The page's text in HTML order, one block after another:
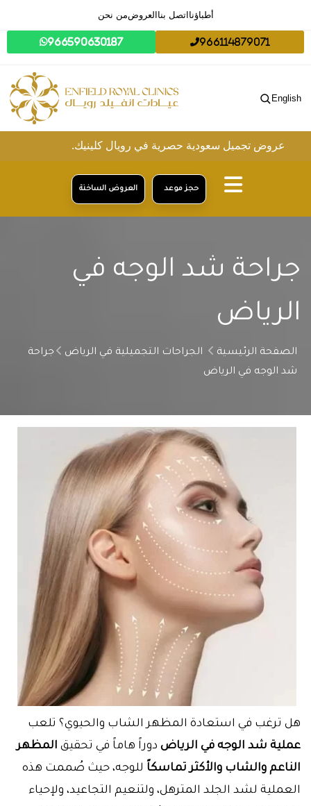
من نحنالعروض اتصل بنا أطباؤنا
966590630187 966114879071
English
سعودية حصرية في رويال كلينيك.
العروض الساخنة حجز موعد
جراحة شد الوجه في
الرياض
الصفحة الرئيسية الجراحات التجميلية في الرياض
جراحة
شد الوجه في الرياض
هل ترغب في استعادة المظهر الشاب والحيوي؟ تلعب
عملية شد الوجه في الرياض دوراً هاماً في تحقيق المظهر
الناعم والشاب والأكثر تماسكاً للوجه، حيث صُممت هذه
العملية لشد الجلد المترهل، ولتنعيم التجاعيد، ولإحياء